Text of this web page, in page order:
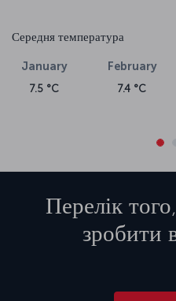
Середня температура
January
7.5 °C
February
7.4 °C
Перелік
зробити